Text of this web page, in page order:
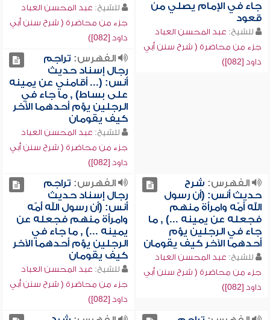
جاء في الإمام يصلي من
قعود
للشيخ: عبد المحسن العباد
جزء من محاضرة ( شرح سنن أبي
داود [082])
للشيخ: عبد المحسن العباد
جزء من محاضرة ( شرح سنن أبي
داود [082])
الفهرس: تراجم
رجال إسناد حديث
أنس: (... أقامني عن يمينه
على بساط) , ما جاء في
الرجلين يؤم أحدهما الآخر
كيف يقومان
للشيخ: عبد المحسن العباد
جزء من محاضرة ( شرح سنن أبي
داود [082])
الفهرس: شرح
حديث أنس: (أن رسول
الله أمّه وامرأة منهم
فجعله عن يمينه ...) , ما
جاء في الرجلين يؤم
أحدهما الآخر كيف يقومان
للشيخ: عبد المحسن العباد
جزء من محاضرة ( شرح سنن أبي
داود [082])
الفهرس: تراجم
رجال إسناد حديث
أنس: (أن رسول الله أَمّه
وامرأة منهم فجعله عن
يمينه ...) , ما جاء في
الرجلين يؤم أحدهما الآخر
كيف يقومان
للشيخ: عبد المحسن العباد
جزء من محاضرة ( شرح سنن أبي
داود [082])